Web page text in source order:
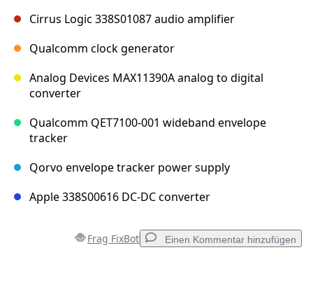
Cirrus Logic 338S01087 audio amplifier
Qualcomm clock generator
Analog Devices MAX11390A analog to digital
converter
Qualcomm QET7100-001 wideband envelope
tracker
Qorvo envelope tracker power supply
Apple 338S00616 DC-DC converter
Frag FixBot Einen Kommentar hinzufügen